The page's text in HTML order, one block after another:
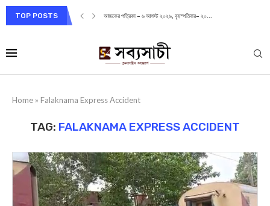
TOP POSTS আজকের পত্রিকা – ৬ আগস্ট ২০২৬, বৃহস্পতিবার– ২০...
Home » Falaknama Express Accident
TAG: FALAKNAMA EXPRESS ACCIDENT